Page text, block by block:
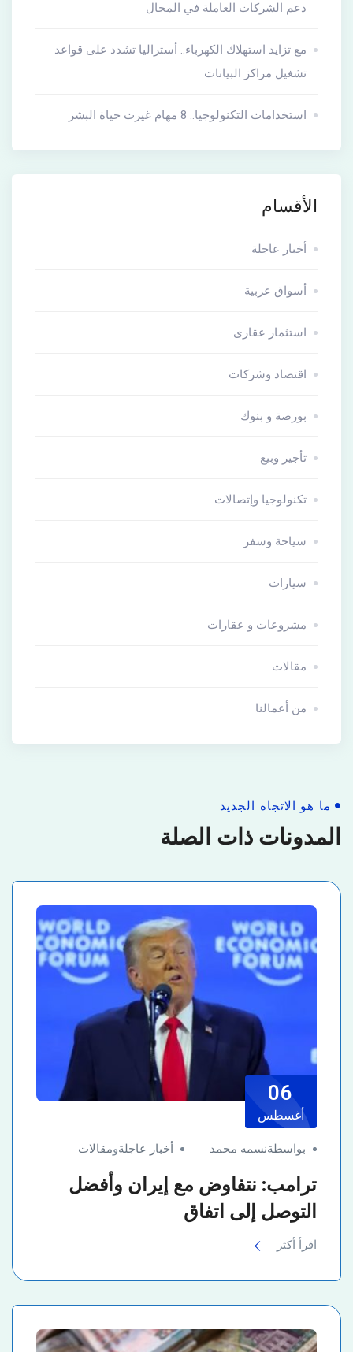
دعم الشركات العاملة في المجال
مع تزايد استهلاك الكهرباء.. أستراليا تشدد على قواعد
تشغيل مراكز البيانات
استخدامات التكنولوجيا.. 8 مهام غيرت حياة البشر
الأقسام
أخبار عاجلة
أسواق عربية
استثمار عقارى
اقتصاد وشركات
بورصة و بنوك
تأجير وبيع
تكنولوجيا وإتصالات
سياحة وسفر
سيارات
مشروعات و عقارات
مقالات
من أعمالنا
ما هو الاتجاه الجديد
المدونات ذات الصلة
06
أغسطس
بواسطةنسمه محمد أخبار عاجلةومقالات
ترامب: نتفاوض مع إيران وأفضل
التوصل إلى اتفاق
اقرأ أكثر